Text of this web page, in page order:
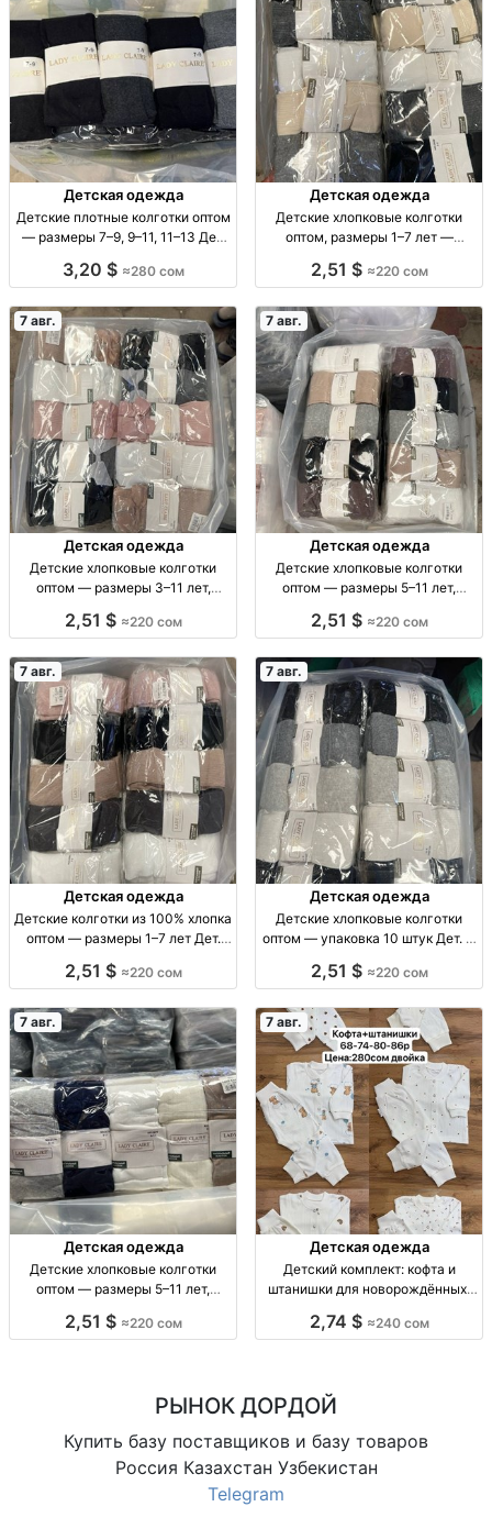
Детская одежда
Детские плотные колготки оптом
— размеры 7–9, 9–11, 11–13 Дет.
9–11, 11–13, уп. 10 шт., 280 сом.
3,20 $ ≈280 сом
Детская одежда
Детские хлопковые колготки
оптом, размеры 1–7 лет —
колготки, р-ры 1–3, 3–5, 5–7 лет,
2,51 $ ≈220 сом
7 авг.
Детская одежда
Детские хлопковые колготки
оптом — размеры 3–11 лет,
колготки оптом, р-ры 3–11 лет,
2,51 $ ≈220 сом
7 авг.
Детская одежда
Детские хлопковые колготки
оптом — размеры 5–11 лет,
колготки, р-р 5–7, 7–9, 9–11 лет,
2,51 $ ≈220 сом
7 авг.
Детская одежда
Детские колготки из 100% хлопка
оптом — размеры 1–7 лет Дет.
лет, уп. 10 шт.
2,51 $ ≈220 сом
7 авг.
Детская одежда
Детские хлопковые колготки
оптом — упаковка 10 штук Дет. х/
лет, уп. 10 шт.
2,51 $ ≈220 сом
7 авг.
Детская одежда
Детские хлопковые колготки
оптом — размеры 5–11 лет,
колготки, р-ры 5–7, 7–9, 9–11 лет,
2,51 $ ≈220 сом
7 авг.
Детская одежда
Детский комплект: кофта и
штанишки для новорождённых,
комплект 2 пр.: кофта + штаны, р-
2,74 $ ≈240 сом
РЫНОК ДОРДОЙ
Купить базу поставщиков и базу товаров
Россия Казахстан Узбекистан
Telegram